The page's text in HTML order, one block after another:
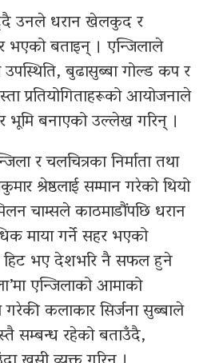
उनले धरान खेलकुद र
भएको बताइन् । एन्जिलाले
बुढासुब्बा गोल्ड कप र
प्रतियोगिताहरूको आयोजनाले
भूमि बनाएको उल्लेख गरिन् ।
र चलचित्रका निर्माता तथा
श्रेष्ठलाई सम्मान गरेको थियो
चाम्सले काठमाडौंपछि धरान
माया गर्ने सहर भएको
हिट भए देशभरि नै सफल हुने
एन्जिलाको आमाको
कलाकार सिर्जना सुब्बाले
सम्बन्ध रहेको बताउँदै,